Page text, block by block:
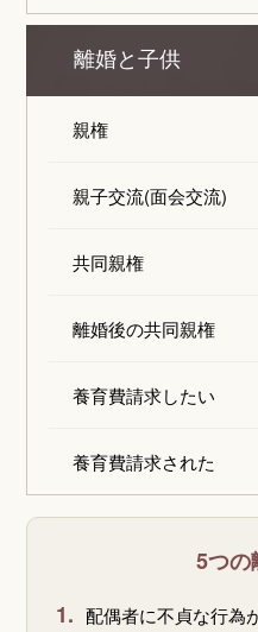
離婚と子供
親権
親子交流(面会交流)
共同親権
離婚後の共同親権
養育費請求したい
養育費請求された
5つの
1. 配偶者に不貞な行為